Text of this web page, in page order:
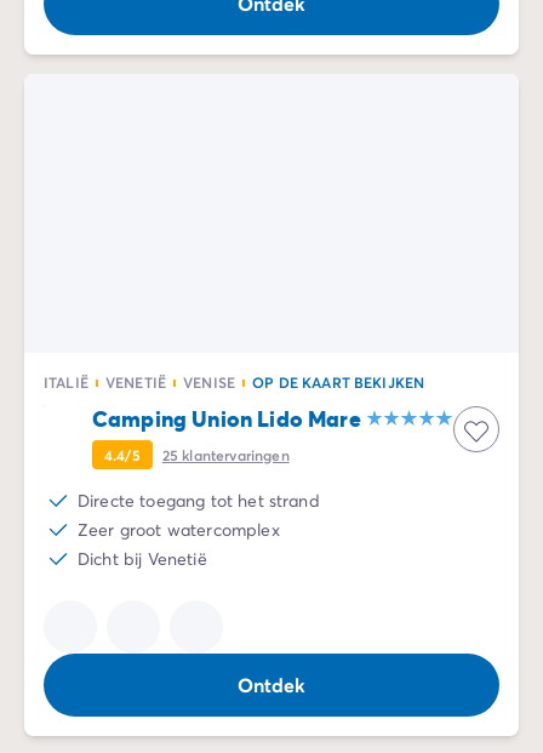
ITALIË VENETIË VENISE OP DE KAART BEKIJKEN
Camping Union Lido Mare
4.4/5 25 klantervaringen
Directe toegang tot het strand
Zeer groot watercomplex
Dicht bij Venetië
Ontdek